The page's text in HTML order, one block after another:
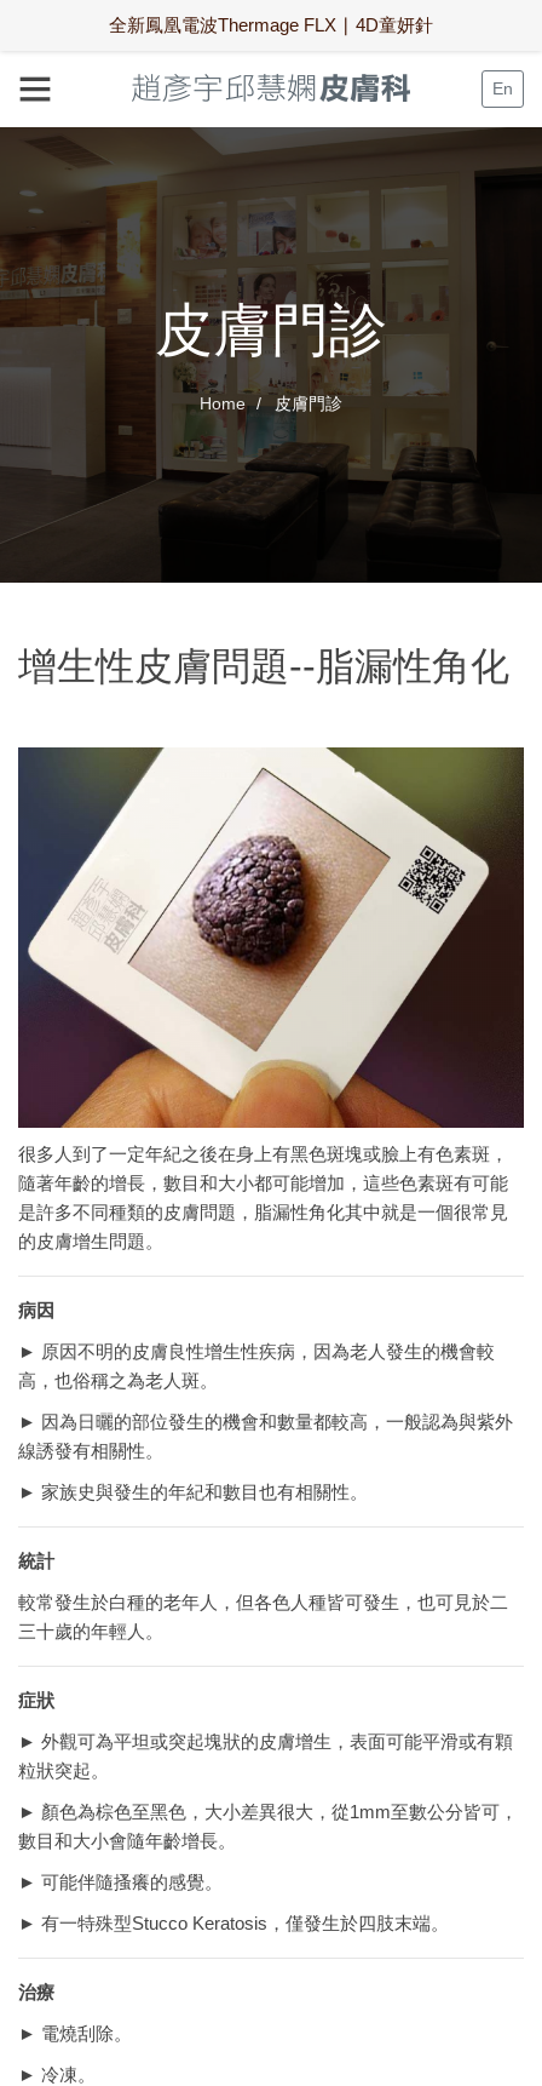
全新鳳凰電波Thermage FLX ∣ 4D童妍針
En
皮膚門診
Home 皮膚門診
增生性皮膚問題--脂漏性角化
很多人到了一定年紀之後在身上有黑色斑塊或臉上有色素斑，
隨著年齡的增長，數目和大小都可能增加，這些色素斑有可能
是許多不同種類的皮膚問題，脂漏性角化其中就是一個很常見
的皮膚增生問題。
病因
► 原因不明的皮膚良性增生性疾病，因為老人發生的機會較
高，也俗稱之為老人斑。
► 因為日曬的部位發生的機會和數量都較高，一般認為與紫外
線誘發有相關性。
► 家族史與發生的年紀和數目也有相關性。
統計
較常發生於白種的老年人，但各色人種皆可發生，也可見於二
三十歲的年輕人。
症狀
► 外觀可為平坦或突起塊狀的皮膚增生，表面可能平滑或有顆
粒狀突起。
► 顏色為棕色至黑色，大小差異很大，從1mm至數公分皆可，
數目和大小會隨年齡增長。
► 可能伴隨搔癢的感覺。
► 有一特殊型Stucco Keratosis，僅發生於四肢末端。
治療
► 電燒刮除。
► 冷凍。